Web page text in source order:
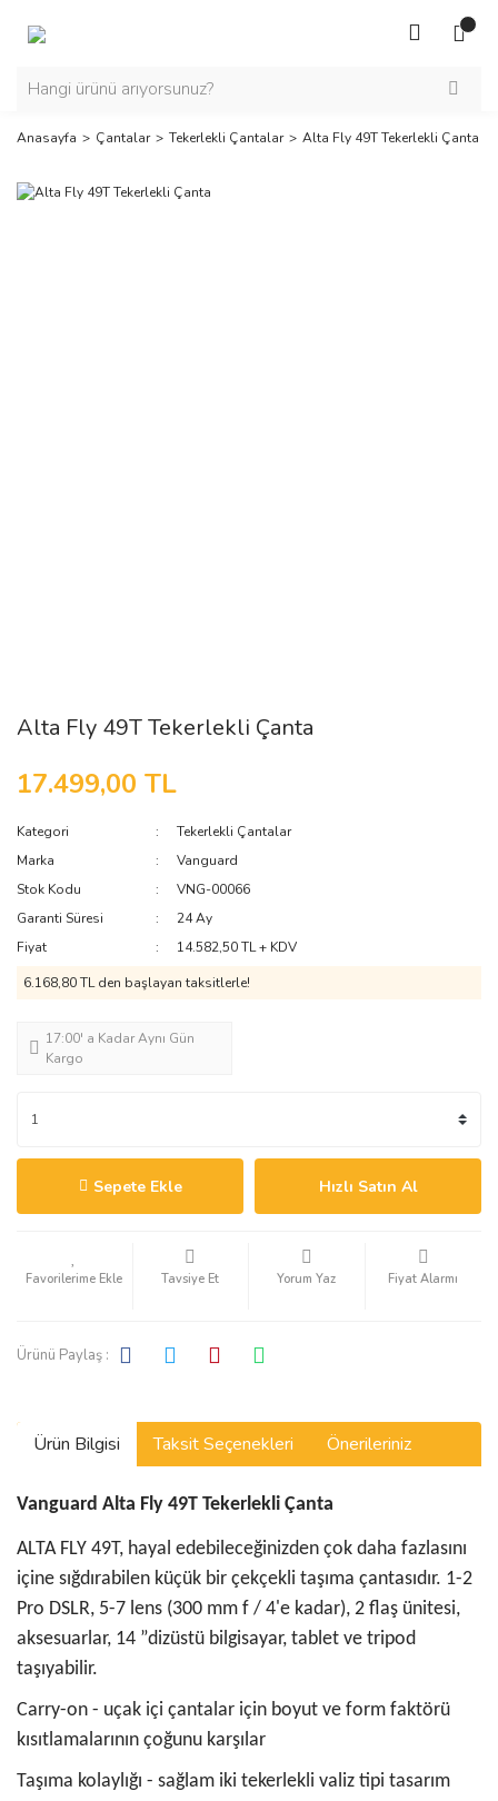
Anasayfa Çantalar Tekerlekli Çantalar Alta Fly 49T Tekerlekli Çanta
Alta Fly 49T Tekerlekli Çanta
17.499,00 TL
Kategori
Tekerlekli Çantalar
Marka
Vanguard
Stok Kodu
VNG-00066
Garanti Süresi
24 Ay
Fiyat
14.582,50 TL + KDV
6.168,80 TL den başlayan taksitlerle!
17:00' a Kadar Aynı Gün
Kargo
Sepete Ekle Hızlı Satın Al
Tavsiye Et Yorum Yaz Fiyat Alarmı
Ürünü Paylaş :
Ürün Bilgisi Taksit Seçenekleri Önerileriniz
Vanguard Alta Fly 49T Tekerlekli Çanta
ALTA FLY 49T, hayal edebileceğinizden çok daha fazlasını
içine sığdırabilen küçük bir çekçekli taşıma çantasıdır. 1-2
Pro DSLR, 5-7 lens (300 mm f / 4'e kadar), 2 flaş ünitesi,
aksesuarlar, 14 ”dizüstü bilgisayar, tablet ve tripod
taşıyabilir.
Carry-on - uçak içi çantalar için boyut ve form faktörü
kısıtlamalarının çoğunu karşılar
Taşıma kolaylığı - sağlam iki tekerlekli valiz tipi tasarım